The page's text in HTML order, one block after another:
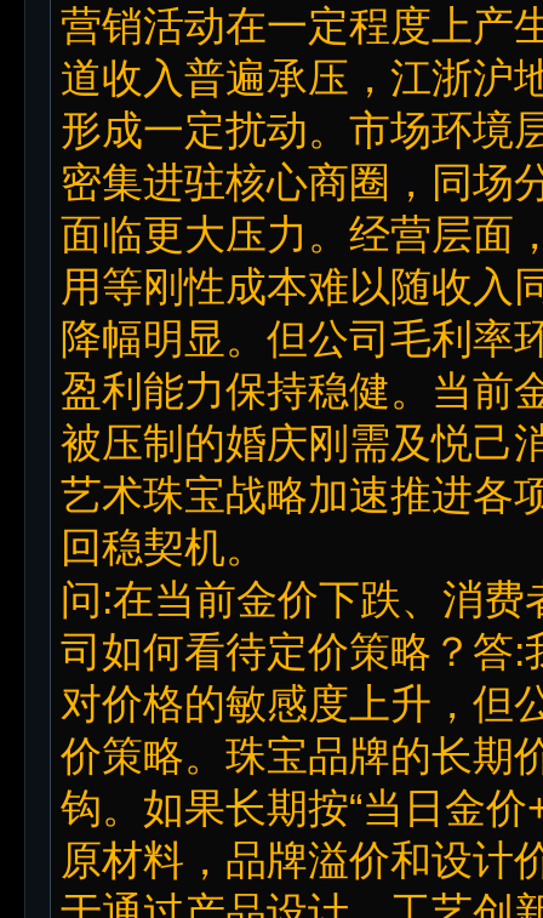
营销活动在一定程度上产
道收入普遍承压，江浙沪
形成一定扰动。市场环境
密集进驻核心商圈，同场
面临更大压力。经营层面
用等刚性成本难以随收入
降幅明显。但公司毛利率
盈利能力保持稳健。当前
被压制的婚庆刚需及悦己
艺术珠宝战略加速推进各
回稳契机。
问:在当前金价下跌、消
司如何看待定价策略？答
对价格的敏感度上升，但
价策略。珠宝品牌的长期
钩。如果长期按“当日金
原材料，品牌溢价和设计